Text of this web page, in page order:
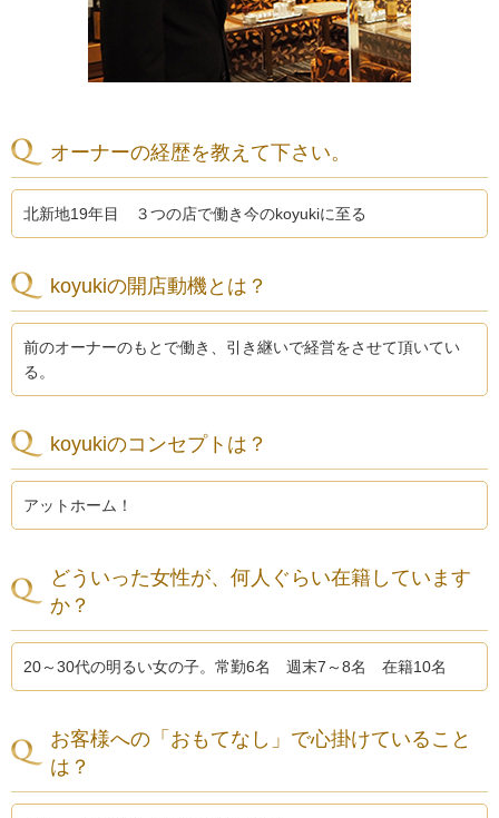
オーナーの経歴を教えて下さい。
北新地19年目 ３つの店で働き今のkoyukiに至る
koyukiの開店動機とは？
前のオーナーのもとで働き、引き継いで経営をさせて頂いてい
る。
koyukiのコンセプトは？
アットホーム！
どういった女性が、何人ぐらい在籍しています
か？
20～30代の明るい女の子。常勤6名 週末7～8名 在籍10名
お客様への「おもてなし」で心掛けていること
は？